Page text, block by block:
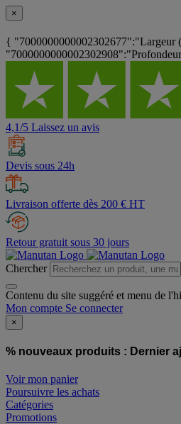
×
{ "7000000000002302677":"Largeur
4,1/5 Laissez un avis
Devis sous 24h
Livraison offerte dès 200 € HT
Retour gratuit sous 30 jours
Chercher
Contenu du site suggéré et menu de
Mon compte Se connecter
×
% nouveaux produits : Dernier
Voir mon panier
Poursuivre les achats
Catégories
Promotions